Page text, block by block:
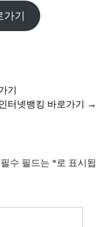
기
기
터넷뱅킹 바로가기
→
필수 필드는 * 로 표시됩